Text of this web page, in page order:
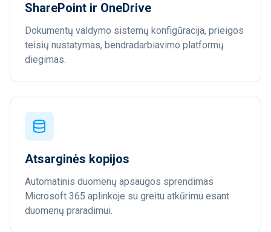
SharePoint ir OneDrive
Dokumentų valdymo sistemų konfigūracija, prieigos
teisių nustatymas, bendradarbiavimo platformų
diegimas.
Atsarginės kopijos
Automatinis duomenų apsaugos sprendimas
Microsoft 365 aplinkoje su greitu atkūrimu esant
duomenų praradimui.